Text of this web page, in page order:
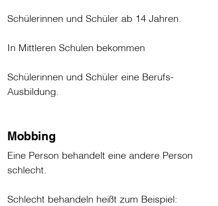
Schülerinnen und Schüler ab 14 Jahren.
In Mittleren Schulen bekommen
Schülerinnen und Schüler eine Berufs-
Ausbildung.
Mobbing
Eine Person behandelt eine andere Person
schlecht.
Schlecht behandeln heißt zum Beispiel: